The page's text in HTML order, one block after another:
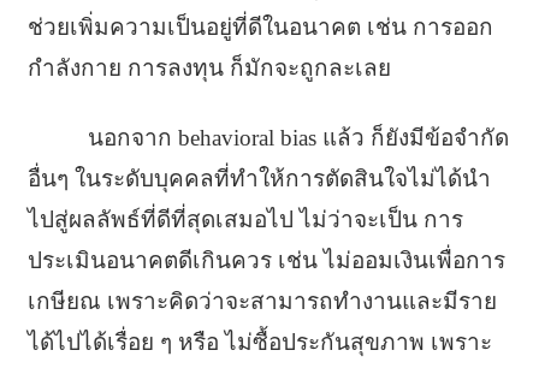
ช่วยเพิ่มความเป็นอยู่ที่ดีในอนาคต เช่น การออก
กำลังกาย การลงทุน ก็มักจะถูกละเลย
นอกจาก behavioral bias แล้ว ก็ยังมีข้อจำกัด
อื่นๆ ในระดับบุคคลที่ทำให้การตัดสินใจไม่ได้นำ
ไปสู่ผลลัพธ์ที่ดีที่สุดเสมอไป ไม่ว่าจะเป็น การ
ประเมินอนาคตดีเกินควร เช่น ไม่ออมเงินเพื่อการ
เกษียณ เพราะคิดว่าจะสามารถทำงานและมีราย
ได้ไปได้เรื่อย ๆ หรือ ไม่ซื้อประกันสุขภาพ เพราะ